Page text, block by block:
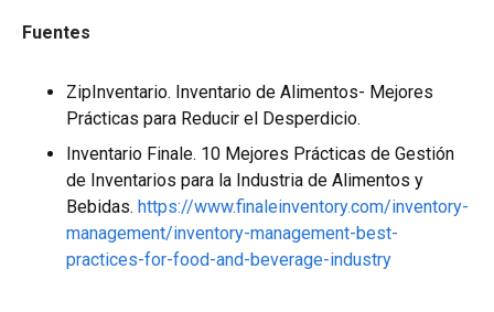
Fuentes
ZipInventario. Inventario de Alimentos- Mejores
Prácticas para Reducir el Desperdicio.
Inventario Finale. 10 Mejores Prácticas de Gestión
de Inventarios para la Industria de Alimentos y
Bebidas. https://www.finaleinventory.com/inventory-
management/inventory-management-best-
practices-for-food-and-beverage-industry